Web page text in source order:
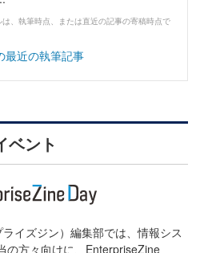
、執筆時点、または直近の記事の寄稿時点で
最近の執筆記事
ベント
イズジン）編集部では、情報シス
の方々向けに、EnterpriseZine